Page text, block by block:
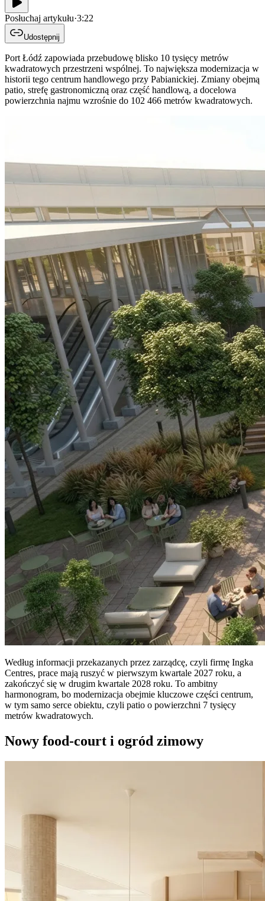
Posłuchaj artykułu·3:22
Udostępnij
Port Łódź zapowiada przebudowę blisko 10 tysięcy metrów
kwadratowych przestrzeni wspólnej. To największa modernizacja w
historii tego centrum handlowego przy Pabianickiej. Zmiany obejmą
patio, strefę gastronomiczną oraz część handlową, a docelowa
powierzchnia najmu wzrośnie do 102 466 metrów kwadratowych.
Według informacji przekazanych przez zarządcę, czyli firmę Ingka
Centres, prace mają ruszyć w pierwszym kwartale 2027 roku, a
zakończyć się w drugim kwartale 2028 roku. To ambitny
harmonogram, bo modernizacja obejmie kluczowe części centrum,
w tym samo serce obiektu, czyli patio o powierzchni 7 tysięcy
metrów kwadratowych.
Nowy food-court i ogród zimowy